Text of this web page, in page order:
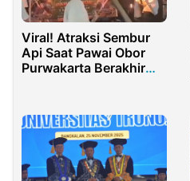
Viral! Atraksi Sembur
Api Saat Pawai Obor
Purwakarta Berakhir